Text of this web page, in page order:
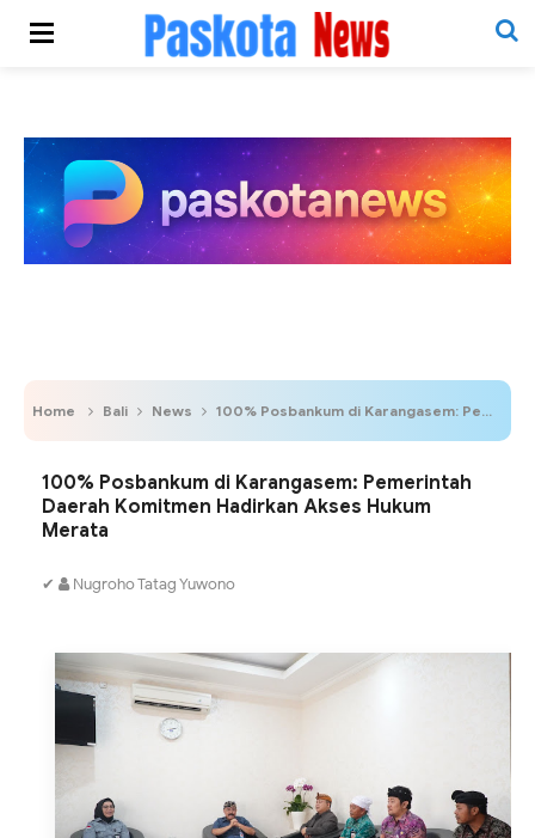
Home Bali News 100% Posbankum di Karangasem: Pemerintah Daerah Komitmen Hadirkan Akses Hukum Merata
100% Posbankum di Karangasem: Pemerintah
Daerah Komitmen Hadirkan Akses Hukum
Merata
✔ Nugroho Tatag Yuwono